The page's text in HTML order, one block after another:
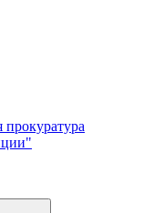
прокуратура